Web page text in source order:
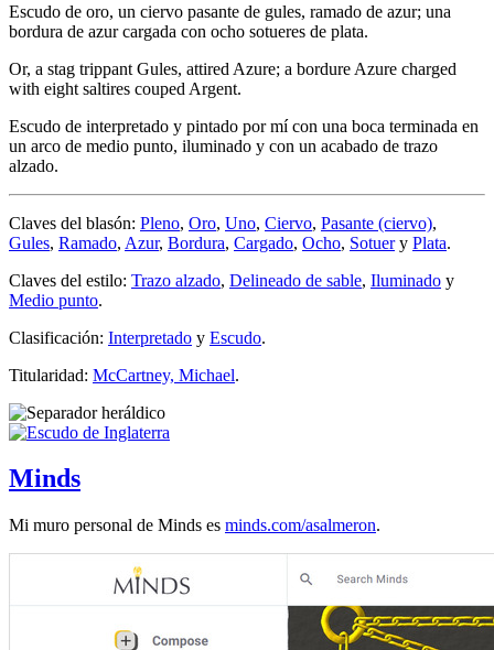
Escudo de oro, un ciervo pasante de gules, ramado de azur; una
bordura de azur cargada con ocho sotueres de plata.
Or, a stag trippant Gules, attired Azure; a bordure Azure charged
with eight saltires couped Argent.
Escudo de interpretado y pintado por mí con una boca terminada en
un arco de medio punto, iluminado y con un acabado de trazo
alzado.
Claves del blasón: Pleno, Oro, Uno, Ciervo, Pasante (ciervo),
Gules, Ramado, Azur, Bordura, Cargado, Ocho, Sotuery Plata.
Claves del estilo: Trazo alzado, Delineado de sable, Iluminado y
Medio punto.
Clasificación: Interpretado y Escudo.
Titularidad: McCartney, Michael.
Minds
Mi muro personal de Minds es minds.com/asalmeron.